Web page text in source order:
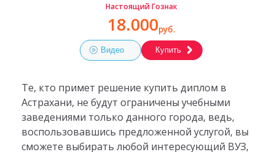
Настоящий Гознак
18.000руб.
Видео Купить
Те, кто примет решение купить диплом в
Астрахани, не будут ограничены учебными
заведениями только данного города, ведь,
воспользовавшись предложенной услугой, вы
сможете выбирать любой интересующий ВУЗ,